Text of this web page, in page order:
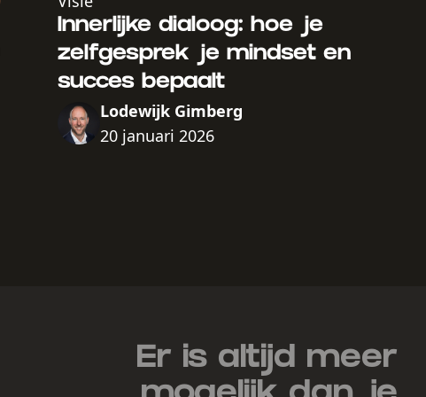
Innerlijke dialoog: hoe je
zelfgesprek je mindset en
succes bepaalt
Lodewijk Gimberg
20 januari 2026
Er is altijd meer